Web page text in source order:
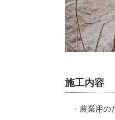
施工内容
農業用の